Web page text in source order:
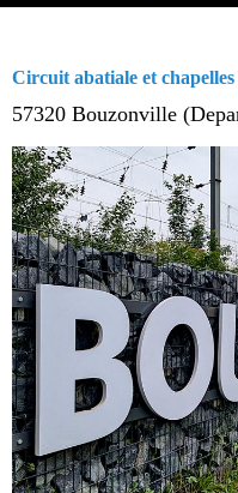
Circuit abatiale et chapelles
57320 Bouzonville